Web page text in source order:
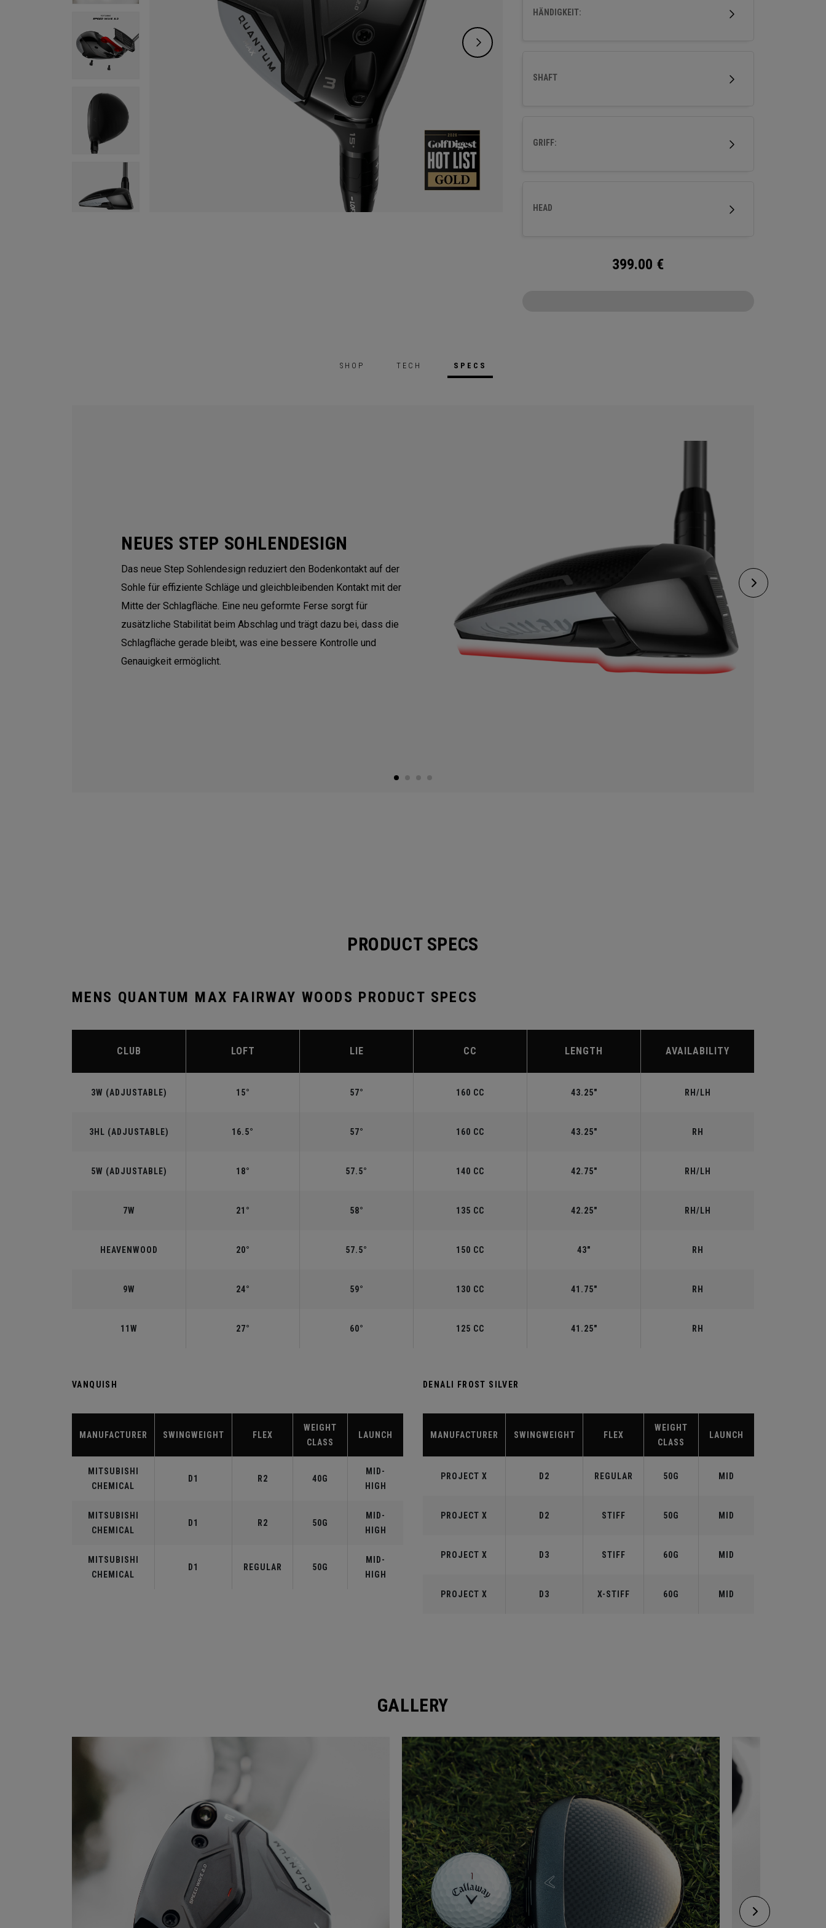
idealen Wahl für eine große Bandbreite von Golfern.
HÄNDIGKEIT:
SHAFT
GRIFF:
HEAD
399.00 €
SHOP TECH SPECS
NEUES STEP SOHLENDESIGN
Das neue Step Sohlendesign reduziert den Bodenkontakt auf der
Sohle für effiziente Schläge und gleichbleibenden Kontakt mit der
Mitte der Schlagfläche. Eine neu geformte Ferse sorgt für
zusätzliche Stabilität beim Abschlag und trägt dazu bei, dass die
Schlagfläche gerade bleibt, was eine bessere Kontrolle und
Genauigkeit ermöglicht.
PRODUCT SPECS
MENS QUANTUM MAX FAIRWAY WOODS PRODUCT SPECS
CLUB LOFT LIE CC LENGTH AVAILABILITY
3W (ADJUSTABLE) 15° 57° 160 CC 43.25" RH/LH
3HL (ADJUSTABLE) 16.5° 57° 160 CC 43.25" RH
5W (ADJUSTABLE) 18° 57.5° 140 CC 42.75" RH/LH
7W 21° 58° 135 CC 42.25" RH/LH
HEAVENWOOD 20° 57.5° 150 CC 43" RH
9W 24° 59° 130 CC 41.75" RH
11W 27° 60° 125 CC 41.25" RH
VANQUISH
MANUFACTURER SWINGWEIGHT FLEX
WEIGHT
CLASS
LAUNCH
MITSUBISHI
CHEMICAL
D1 R2 40G
MID-
HIGH
MITSUBISHI
CHEMICAL
D1 R2 50G
MID-
HIGH
MITSUBISHI
CHEMICAL
D1 REGULAR 50G
MID-
HIGH
DENALI FROST SILVER
MANUFACTURER SWINGWEIGHT FLEX
WEIGHT
CLASS
LAUNCH
PROJECT X D2 REGULAR 50G MID
PROJECT X D2 STIFF 50G MID
PROJECT X D3 STIFF 60G MID
PROJECT X D3 X-STIFF 60G MID
GALLERY